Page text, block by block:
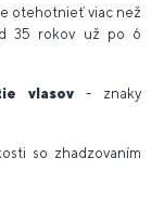
otehotnieť viac než
35 rokov už po 6
vlasov - znaky
so zhadzovaním